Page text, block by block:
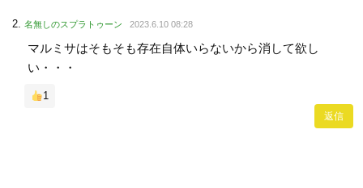
名無しのスプラトゥーン 2023.6.10 08:28
マルミサはそもそも存在自体いらないから消して欲し
い・・・
1
返信